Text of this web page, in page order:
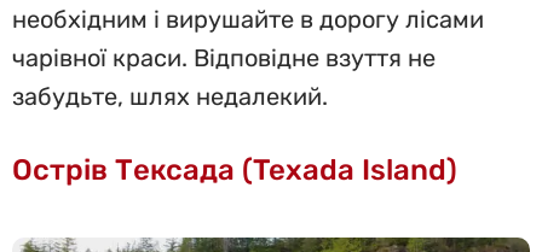
необхідним і вирушайте в дорогу лісами
чарівної краси. Відповідне взуття не
забудьте, шлях недалекий.
Острів Тексада (Texada Island)